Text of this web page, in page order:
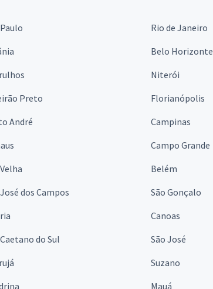
Rio de Janeiro
Belo Horizonte
Niterói
Preto Florianópolis
André Campinas
Campo Grande
Belém
dos Campos São Gonçalo
Canoas
do Sul São José
Suzano
Mauá